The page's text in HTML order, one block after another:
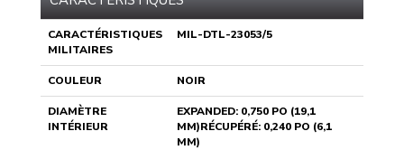
CARACTÉRISTIQUES
MILITAIRES
MIL-DTL-23053/5
COULEUR NOIR
DIAMÈTRE
INTÉRIEUR
EXPANDED: 0,750 PO (19,1
MM)RÉCUPÉRÉ: 0,240 PO (6,1
MM)